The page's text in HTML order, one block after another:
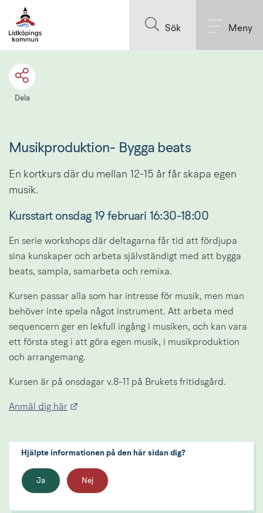
Sök Meny
Dela
Musikproduktion- Bygga beats
En kortkurs där du mellan 12-15 år får skapa egen
musik.
Kursstart onsdag 19 februari 16:30-18:00
En serie workshops där deltagarna får tid att fördjupa
sina kunskaper och arbeta självständigt med att bygga
beats, sampla, samarbeta och remixa.
Kursen passar alla som har intresse för musik, men man
behöver inte spela något instrument. Att arbeta med
sequencern ger en lekfull ingång i musiken, och kan vara
ett första steg i att göra egen musik, i musikproduktion
och arrangemang.
Kursen är på onsdagar v.8-11 på Brukets fritidsgård.
Anmäl dig här
Hjälpte informationen på den här sidan dig?
Ja Nej